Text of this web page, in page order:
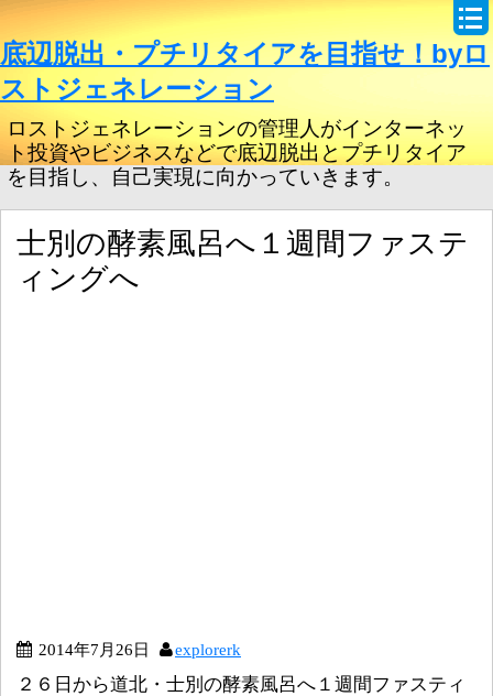
底辺脱出・プチリタイアを目指せ！byロ
ストジェネレーション
ロストジェネレーションの管理人がインターネッ
ト投資やビジネスなどで底辺脱出とプチリタイア
を目指し、自己実現に向かっていきます。
士別の酵素風呂へ１週間ファステ
ィングへ
2014年7月26日 explorerk
２６日から道北・士別の酵素風呂へ１週間ファスティ